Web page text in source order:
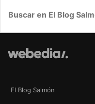
El Blog Salmón